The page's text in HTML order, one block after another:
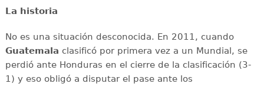
La historia
No es una situación desconocida. En 2011, cuando
Guatemala clasificó por primera vez a un Mundial, se
perdió ante Honduras en el cierre de la clasificación (3-
1) y eso obligó a disputar el pase ante los